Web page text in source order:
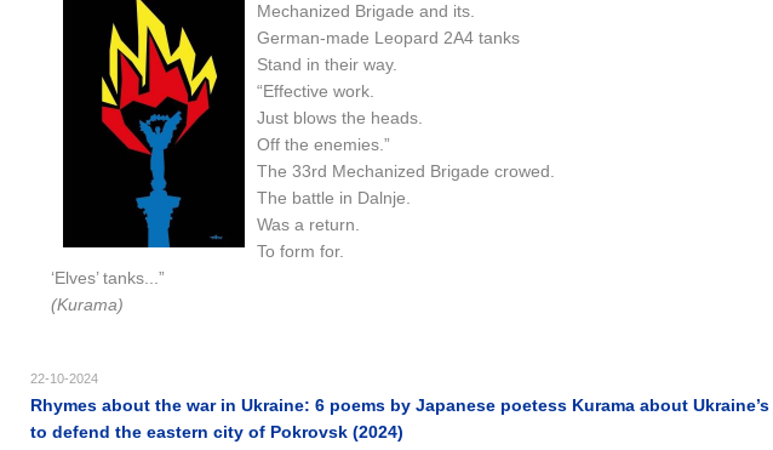
Mechanized Brigade and its.
German-made Leopard 2A4 tanks
Stand in their way.
“Effective work.
Just blows the heads.
Off the enemies.”
The 33rd Mechanized Brigade crowed.
The battle in Dalnje.
Was a return.
To form for.
‘Elves’ tanks...”
(Kurama)
22-10-2024
Rhymes about the war in Ukraine: 6 poems by Japanese poetess Kurama about
to defend the eastern city of Pokrovsk (2024)